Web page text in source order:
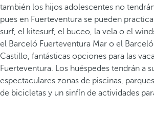
también los hijos adolescentes no
pues en Fuerteventura se pueden
surf, el kitesurf, el buceo, la vela o el
el Barceló Fuerteventura Mar o el
Castillo, fantásticas opciones para las
Fuerteventura. Los huéspedes tendrán a
espectaculares zonas de piscinas,
de bicicletas y un sinfín de actividades